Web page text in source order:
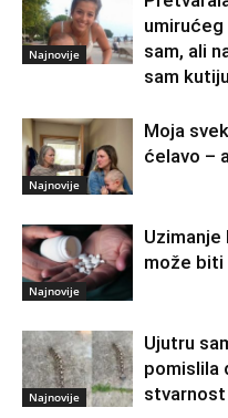
Najnovije
sam, ali
sam
Najnovije
Moja
ćelavo –
Najnovije
Uzimanje
može biti
Najnovije
Ujutru
pomislila